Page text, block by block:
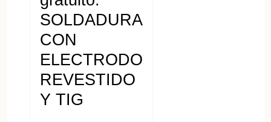
SOLDADURA
CON
ELECTRODO
REVESTIDO
Y TIG